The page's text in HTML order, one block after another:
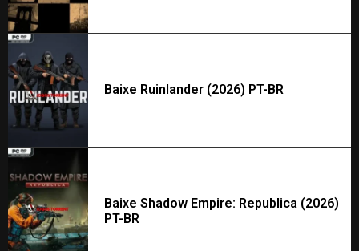
Baixe Ruinlander (2026) PT-BR
Baixe Shadow Empire: Republica (2026)
PT-BR